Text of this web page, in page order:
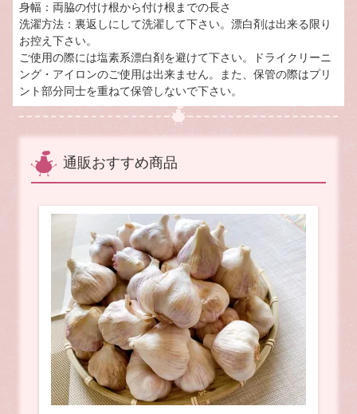
身幅：両脇の付け根から付け根までの長さ
洗濯方法：裏返しにして洗濯して下さい。漂白剤は出来る限り
お控え下さい。
ご使用の際には塩素系漂白剤を避けて下さい。ドライクリーニ
ング・アイロンのご使用は出来ません。また、保管の際はプリ
ント部分同士を重ねて保管しないで下さい。
通販おすすめ商品